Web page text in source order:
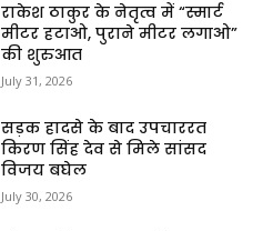
राकेश ठाकुर के नेतृत्व में “स्मार्ट
मीटर हटाओ, पुराने मीटर लगाओ”
की शुरुआत
July 31, 2026
सड़क हादसे के बाद उपचाररत
किरण सिंह देव से मिले सांसद
विजय बघेल
July 30, 2026